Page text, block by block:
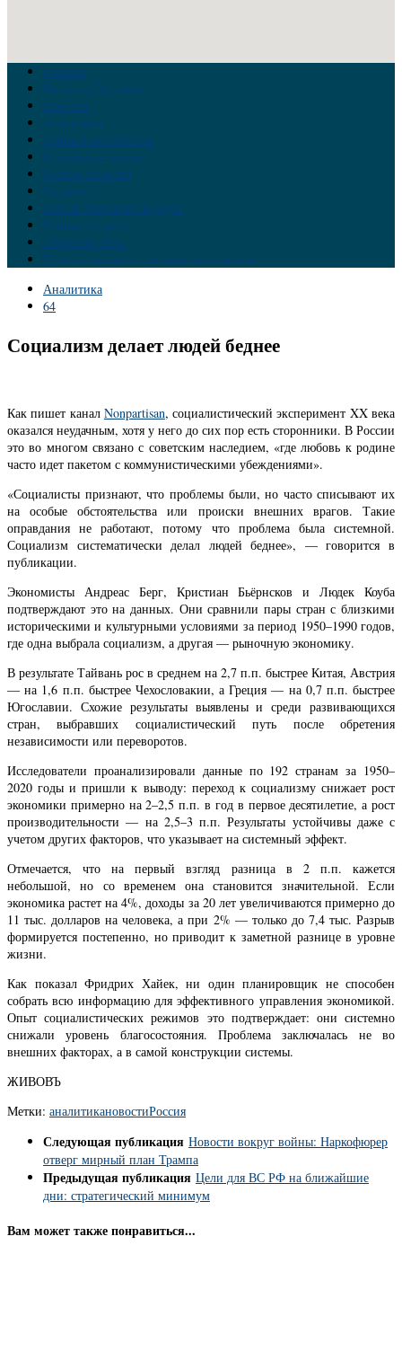
Главная
Война на Украине
Новости
Аналитика
Тайны Геополитики
Российские элиты
Теория заговора
Украина
Новый Мировой Порядок
Тайны истории
Обратная связь
Правила комментирования материалов
Аналитика
64
Социализм делает людей беднее
Как пишет канал Nonpartisan, социалистический эксперимент XX века
оказался неудачным, хотя у него до сих пор есть сторонники. В России
это во многом связано с советским наследием, «где любовь к родине
часто идет пакетом с коммунистическими убеждениями».
«Социалисты признают, что проблемы были, но часто списывают их
на особые обстоятельства или происки внешних врагов. Такие
оправдания не работают, потому что проблема была системной.
Социализм систематически делал людей беднее», — говорится в
публикации.
Экономисты Андреас Берг, Кристиан Бьёрнсков и Людек Коуба
подтверждают это на данных. Они сравнили пары стран с близкими
историческими и культурными условиями за период 1950–1990 годов,
где одна выбрала социализм, а другая — рыночную экономику.
В результате Тайвань рос в среднем на 2,7 п.п. быстрее Китая, Австрия
— на 1,6 п.п. быстрее Чехословакии, а Греция — на 0,7 п.п. быстрее
Югославии. Схожие результаты выявлены и среди развивающихся
стран, выбравших социалистический путь после обретения
независимости или переворотов.
Исследователи проанализировали данные по 192 странам за 1950–
2020 годы и пришли к выводу: переход к социализму снижает рост
экономики примерно на 2–2,5 п.п. в год в первое десятилетие, а рост
производительности — на 2,5–3 п.п. Результаты устойчивы даже с
учетом других факторов, что указывает на системный эффект.
Отмечается, что на первый взгляд разница в 2 п.п. кажется
небольшой, но со временем она становится значительной. Если
экономика растет на 4%, доходы за 20 лет увеличиваются примерно до
11 тыс. долларов на человека, а при 2% — только до 7,4 тыс. Разрыв
формируется постепенно, но приводит к заметной разнице в уровне
жизни.
Как показал Фридрих Хайек, ни один планировщик не способен
собрать всю информацию для эффективного управления экономикой.
Опыт социалистических режимов это подтверждает: они системно
снижали уровень благосостояния. Проблема заключалась не во
внешних факторах, а в самой конструкции системы.
ЖИВОВЪ
Метки: аналитикановостиРоссия
Следующая публикация Новости вокруг войны: Наркофюрер
отверг мирный план Трампа
Предыдущая публикация Цели для ВС РФ на ближайшие
дни: стратегический минимум
Вам может также понравиться...